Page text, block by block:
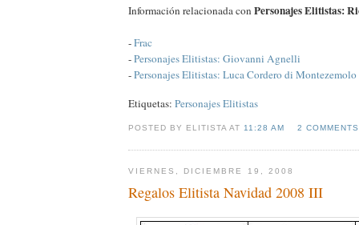
Información relacionada con Personajes Elitistas:
-Frac
-Personajes Elitistas: Giovanni Agnelli
-Personajes Elitistas: Luca Cordero di Montezemolo
Etiquetas: Personajes Elitistas
POSTED BY ELITISTA AT11:28 AM 2 COMMENTS
VIERNES, DICIEMBRE 19, 2008
Regalos Elitista Navidad 2008 III